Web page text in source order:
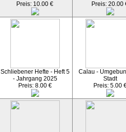
Preis: 10.00 €
Preis: 20.00
Schliebener Hefte - Heft 5
- Jahrgang 2025
Preis: 8.00 €
Calau -
Stadt
Preis: 5.00